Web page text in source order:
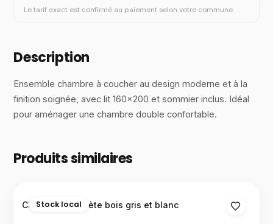
Le tarif exact est confirmé au paiement selon votre commune.
Description
Ensemble chambre à coucher au design moderne et à la
finition soignée, avec lit 160×200 et sommier inclus. Idéal
pour aménager une chambre double confortable.
Produits similaires
Stock local
Chambre complète bois gris et blanc